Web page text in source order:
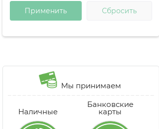
Мы принимаем
Наличные
Банковские
карты